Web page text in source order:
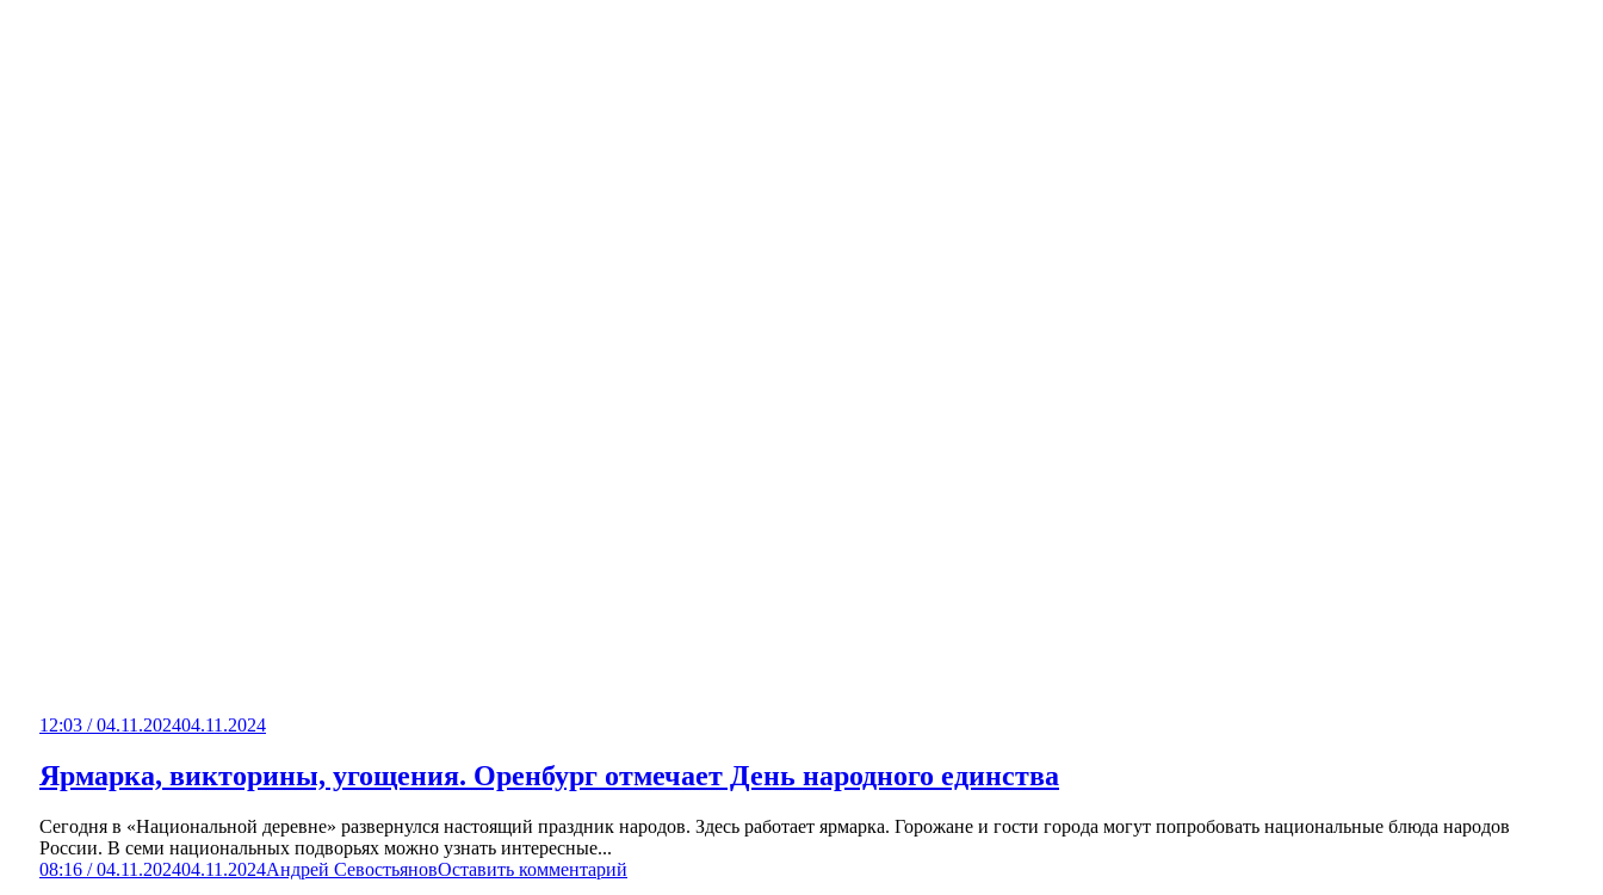
12:03 / 04.11.202404.11.2024
Ярмарка, викторины, угощения. Оренбург отмечает День народного единства
Сегодня в «Национальной деревне» развернулся настоящий праздник народов. Здесь работает ярмарка. Горожане и гости города могут попробовать национальные блюда народов
России. В семи национальных подворьях можно узнать интересные...
08:16 / 04.11.202404.11.2024Андрей СевостьяновОставить комментарий